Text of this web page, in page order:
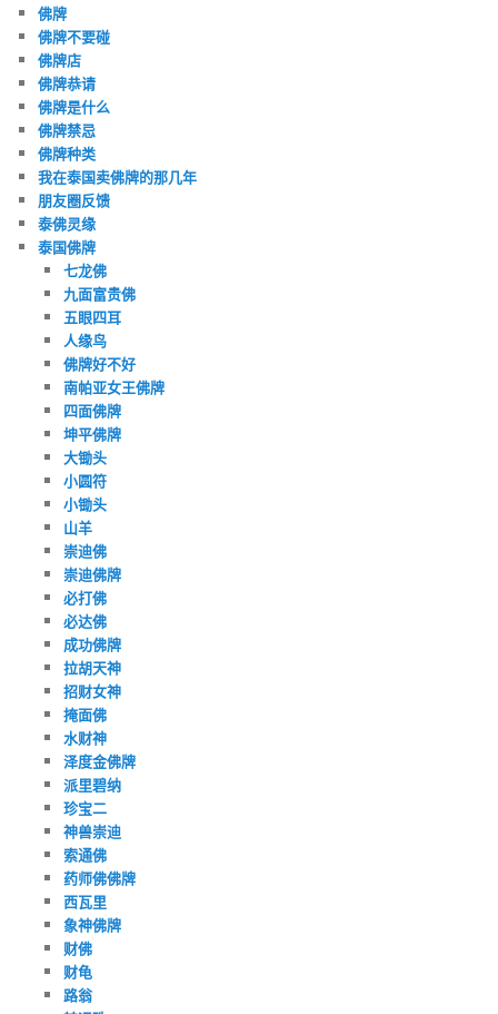
佛牌
佛牌不要碰
佛牌店
佛牌恭请
佛牌是什么
佛牌禁忌
佛牌种类
我在泰国卖佛牌的那几年
朋友圈反馈
泰佛灵缘
泰国佛牌
七龙佛
九面富贵佛
五眼四耳
人缘鸟
佛牌好不好
南帕亚女王佛牌
四面佛牌
坤平佛牌
大锄头
小圆符
小锄头
山羊
崇迪佛
崇迪佛牌
必打佛
必达佛
成功佛牌
拉胡天神
招财女神
掩面佛
水财神
泽度金佛牌
派里碧纳
珍宝二
神兽崇迪
索通佛
药师佛佛牌
西瓦里
象神佛牌
财佛
财龟
路翁